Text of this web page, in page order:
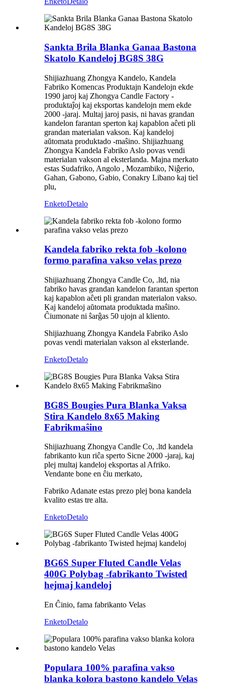
Sankta Brila Blanka Ganaa Bastona
Skatolo Kandeloj BG8S 38G
Shijiazhuang Zhongya Kandelo, Kandela
Fabriko Komencas Produktajn Kandelojn ekde
1990 jaroj kaj Zhongya Candle Factory -
produktaĵoj kaj eksportas kandelojn mem ekde
2000 -jaraj. Multaj jaroj pasis, ni havas grandan
kandelon farantan sperton kaj kapablon aĉeti pli
grandan materialan vakson. Kaj kandeloj
aŭtomata produktado -maŝino. Shijiazhuang
Zhongya Kandela Fabriko Aslo povas vendi
materialan vakson al eksterlanda. Majna merkato
estas Sudafriko, Angolo , Mozambiko, Niĝerio,
Gahan, Gabono, Gabio, Conakry Libano kaj tiel
plu,
EnketoDetalo
Kandela fabriko rekta fob -kolono
formo parafina vakso velas prezo
Shijiazhuang Zhongya Candle Co, .ltd, nia
fabriko havas grandan kandelon farantan sperton
kaj kapablon aĉeti pli grandan materialon vakso.
Kaj kandeloj aŭtomata produktada maŝino.
Ĉiumonate ni ŝarĝas 50 ujojn al kliento.
Shijiazhuang Zhongya Kandela Fabriko Aslo
povas vendi materialan vakson al eksterlande.
EnketoDetalo
BG8S Bougies Pura Blanka Vaksa
Stira Kandelo 8x65 Making
Fabrikmaŝino
Shijiazhuang Zhongya Candle Co, .ltd kandela
fabrikanto kun riĉa sperto Sicne 2000 -jaraj, kaj
plej multaj kandeloj eksportas al Afriko.
Vendante bone en ĉiu merkato,
Fabriko Adanate estas prezo plej bona kandela
kvalito estas tre alta.
EnketoDetalo
BG6S Super Fluted Candle Velas
400G Polybag -fabrikanto Twisted
hejmaj kandeloj
En Ĉinio, fama fabrikanto Velas
EnketoDetalo
Populara 100% parafina vakso
blanka kolora bastono kandelo Velas